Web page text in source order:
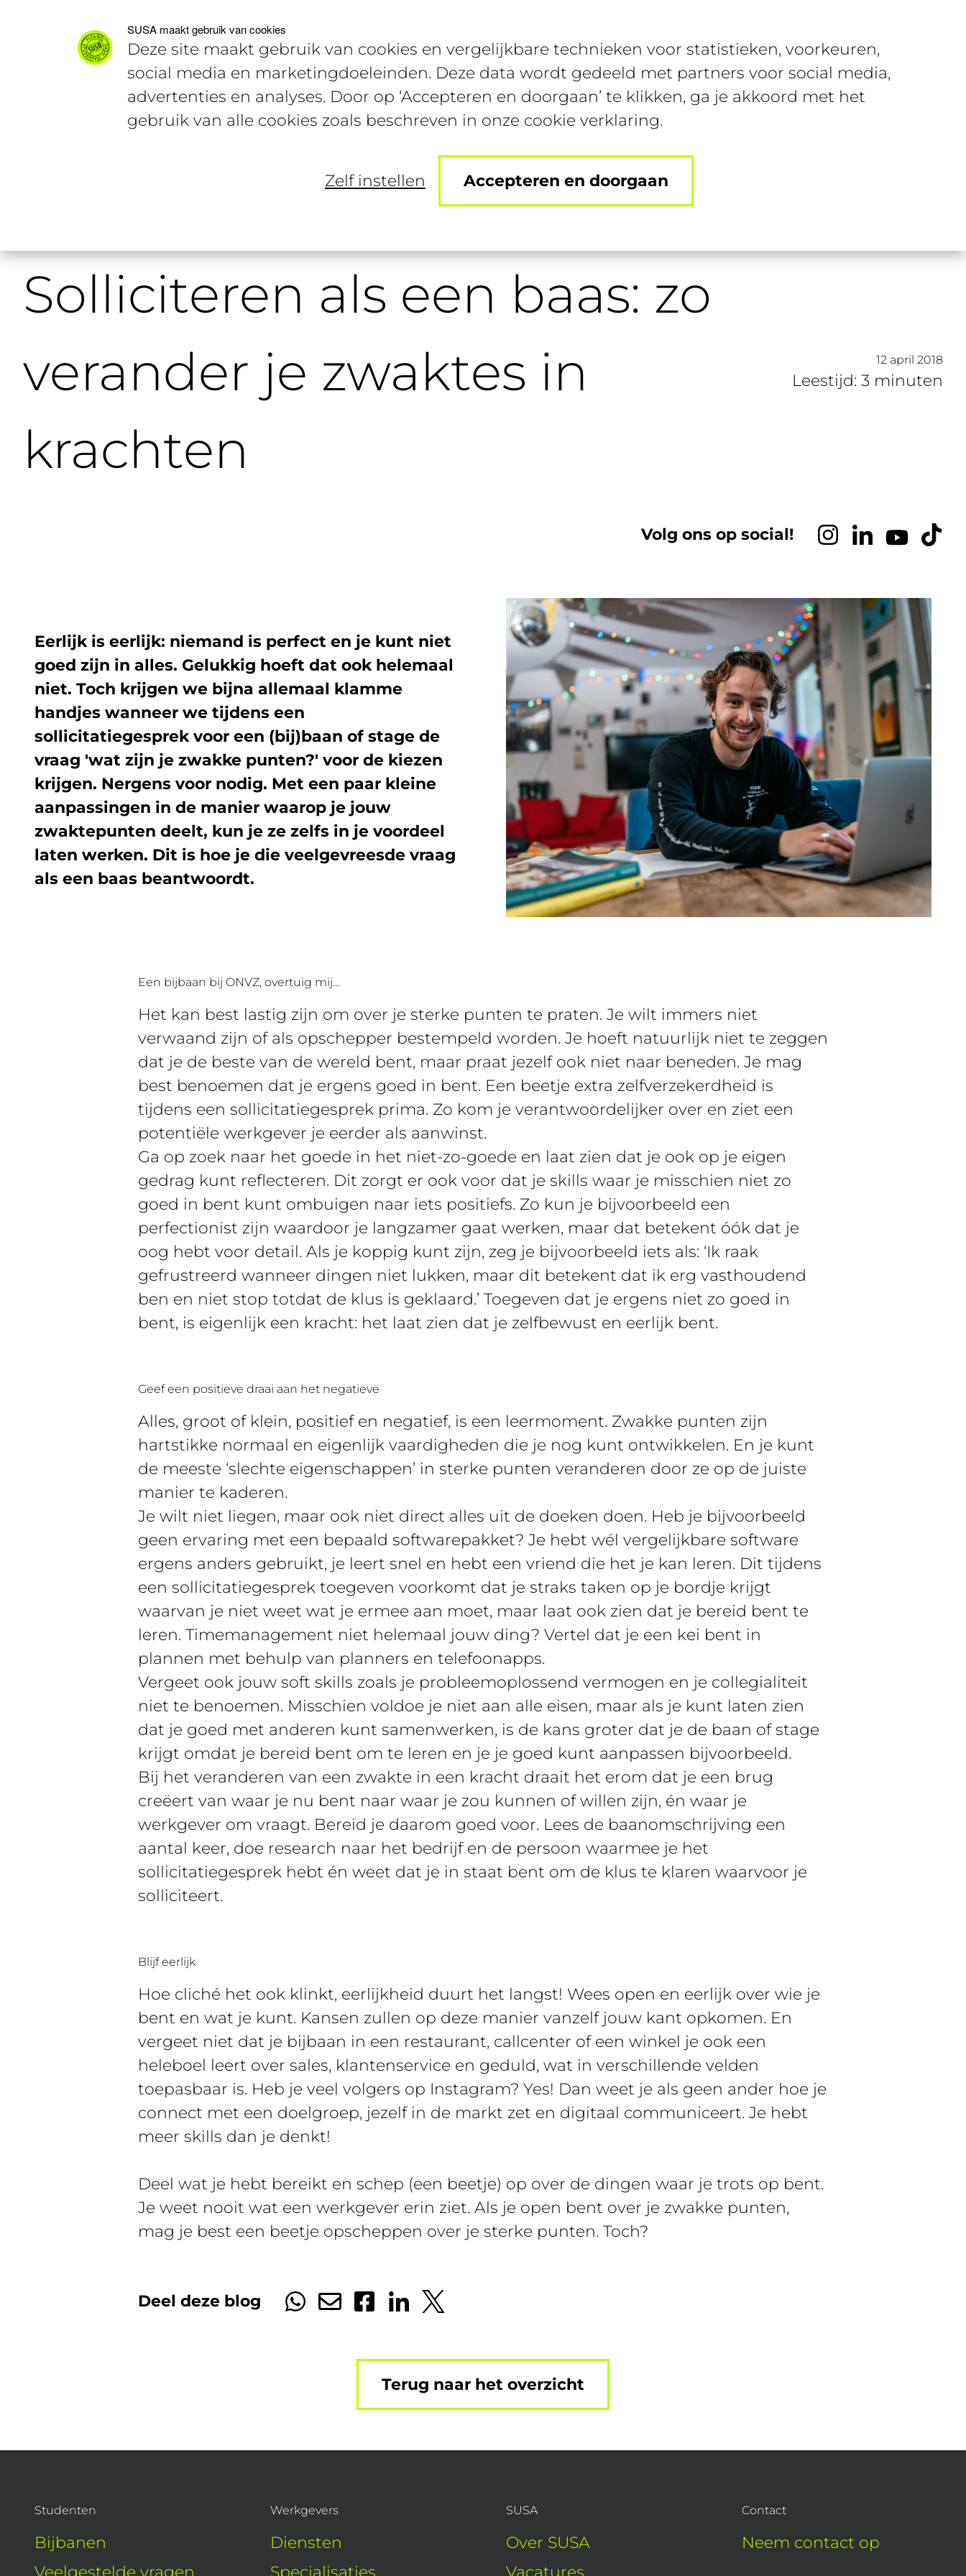
SUSA maakt gebruik van cookies
Deze site maakt gebruik van cookies en vergelijkbare technieken voor statistieken, voorkeuren,
social media en marketingdoeleinden. Deze data wordt gedeeld met partners voor social media,
advertenties en analyses. Door op ‘Accepteren en doorgaan’ te klikken, ga je akkoord met het
gebruik van alle cookies zoals beschreven in onze cookie verklaring.
Zelf instellen Accepteren en doorgaan
Bijbanen Studentencontent Join SUSA Login
Solliciteren als een baas: zo verander je zwaktes in krachten
Solliciteren als een baas: zo
verander je zwaktes in
krachten
12 april 2018
Leestijd: 3 minuten
Volg ons op social!
Eerlijk is eerlijk: niemand is perfect en je kunt niet
goed zijn in alles. Gelukkig hoeft dat ook helemaal
niet. Toch krijgen we bijna allemaal klamme
handjes wanneer we tijdens een
sollicitatiegesprek voor een (bij)baan of stage de
vraag 'wat zijn je zwakke punten?' voor de kiezen
krijgen. Nergens voor nodig. Met een paar kleine
aanpassingen in de manier waarop je jouw
zwaktepunten deelt, kun je ze zelfs in je voordeel
laten werken. Dit is hoe je die veelgevreesde vraag
als een baas beantwoordt.
Een bijbaan bij ONVZ, overtuig mij…
Het kan best lastig zijn om over je sterke punten te praten. Je wilt immers niet
verwaand zijn of als opschepper bestempeld worden. Je hoeft natuurlijk niet te zeggen
dat je de beste van de wereld bent, maar praat jezelf ook niet naar beneden. Je mag
best benoemen dat je ergens goed in bent. Een beetje extra zelfverzekerdheid is
tijdens een sollicitatiegesprek prima. Zo kom je verantwoordelijker over en ziet een
potentiële werkgever je eerder als aanwinst.
Ga op zoek naar het goede in het niet-zo-goede en laat zien dat je ook op je eigen
gedrag kunt reflecteren. Dit zorgt er ook voor dat je skills waar je misschien niet zo
goed in bent kunt ombuigen naar iets positiefs. Zo kun je bijvoorbeeld een
perfectionist zijn waardoor je langzamer gaat werken, maar dat betekent óók dat je
oog hebt voor detail. Als je koppig kunt zijn, zeg je bijvoorbeeld iets als: ‘Ik raak
gefrustreerd wanneer dingen niet lukken, maar dit betekent dat ik erg vasthoudend
ben en niet stop totdat de klus is geklaard.’ Toegeven dat je ergens niet zo goed in
bent, is eigenlijk een kracht: het laat zien dat je zelfbewust en eerlijk bent.
Geef een positieve draai aan het negatieve
Alles, groot of klein, positief en negatief, is een leermoment. Zwakke punten zijn
hartstikke normaal en eigenlijk vaardigheden die je nog kunt ontwikkelen. En je kunt
de meeste ‘slechte eigenschappen’ in sterke punten veranderen door ze op de juiste
manier te kaderen.
Je wilt niet liegen, maar ook niet direct alles uit de doeken doen. Heb je bijvoorbeeld
geen ervaring met een bepaald softwarepakket? Je hebt wél vergelijkbare software
ergens anders gebruikt, je leert snel en hebt een vriend die het je kan leren. Dit tijdens
een sollicitatiegesprek toegeven voorkomt dat je straks taken op je bordje krijgt
waarvan je niet weet wat je ermee aan moet, maar laat ook zien dat je bereid bent te
leren. Timemanagement niet helemaal jouw ding? Vertel dat je een kei bent in
plannen met behulp van planners en telefoonapps.
Vergeet ook jouw soft skills zoals je probleemoplossend vermogen en je collegialiteit
niet te benoemen. Misschien voldoe je niet aan alle eisen, maar als je kunt laten zien
dat je goed met anderen kunt samenwerken, is de kans groter dat je de baan of stage
krijgt omdat je bereid bent om te leren en je je goed kunt aanpassen bijvoorbeeld.
Bij het veranderen van een zwakte in een kracht draait het erom dat je een brug
creëert van waar je nu bent naar waar je zou kunnen of willen zijn, én waar je
werkgever om vraagt. Bereid je daarom goed voor. Lees de baanomschrijving een
aantal keer, doe research naar het bedrijf en de persoon waarmee je het
sollicitatiegesprek hebt én weet dat je in staat bent om de klus te klaren waarvoor je
solliciteert.
Blijf eerlijk
Hoe cliché het ook klinkt, eerlijkheid duurt het langst! Wees open en eerlijk over wie je
bent en wat je kunt. Kansen zullen op deze manier vanzelf jouw kant opkomen. En
vergeet niet dat je bijbaan in een restaurant, callcenter of een winkel je ook een
heleboel leert over sales, klantenservice en geduld, wat in verschillende velden
toepasbaar is. Heb je veel volgers op Instagram? Yes! Dan weet je als geen ander hoe je
connect met een doelgroep, jezelf in de markt zet en digitaal communiceert. Je hebt
meer skills dan je denkt!
Deel wat je hebt bereikt en schep (een beetje) op over de dingen waar je trots op bent.
Je weet nooit wat een werkgever erin ziet. Als je open bent over je zwakke punten,
mag je best een beetje opscheppen over je sterke punten. Toch?
Deel deze blog
Terug naar het overzicht
Studenten
Bijbanen
Veelgestelde vragen
Werkgevers
Diensten
Specialisaties
SUSA
Over SUSA
Vacatures
Contact
Neem contact op